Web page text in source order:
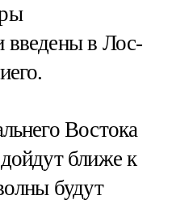
введены в Лос-
Востока
ближе к
будут